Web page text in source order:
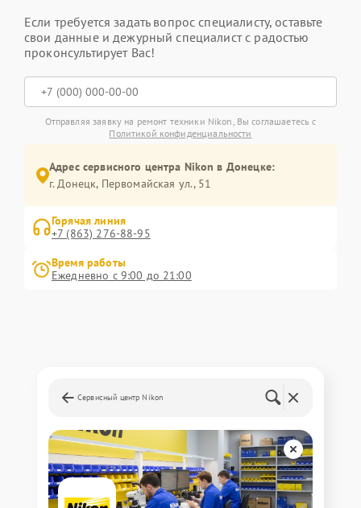
Если требуется задать вопрос специалисту, оставьте
свои данные и дежурный специалист с радостью
проконсультирует Вас!
Отправляя заявку на ремонт техники Nikon, Вы соглашаетесь с
Политикой конфиденциальности
Адрес сервисного центра Nikon в Донецке:
г. Донецк, Первомайская ул., 51
Горячая линия
+7 (863) 276-88-95
Время работы
Ежедневно с 9:00 до 21:00
Сервисный центр Nikon